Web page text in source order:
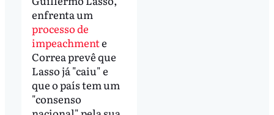
enfrenta um
processo de
impeachmente
Correa prevê que
Lasso já "caiu" e
que o país tem um
"consenso